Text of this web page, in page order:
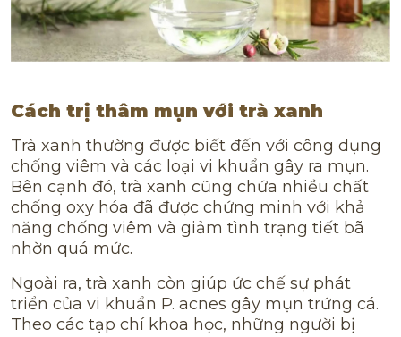
Cách trị thâm mụn với trà xanh
Trà xanh thường được biết đến với công dụng
chống viêm và các loại vi khuẩn gây ra mụn.
Bên cạnh đó, trà xanh cũng chứa nhiều chất
chống oxy hóa đã được chứng minh với khả
năng chống viêm và giảm tình trạng tiết bã
nhờn quá mức.
Ngoài ra, trà xanh còn giúp ức chế sự phát
triển của vi khuẩn P. acnes gây mụn trứng cá.
Theo các tạp chí khoa học, những người bị